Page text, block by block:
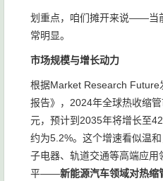
划重点，咱们摊开来说——当
常明显。
市场规模与增长动力
根据Market Research Future
报告》，2024年全球热收缩
元，预计到2035年将增长至
约为5.2%。这个增速看似温
子电器、轨道交通等高端应用
平——新能源汽车领域对热缩